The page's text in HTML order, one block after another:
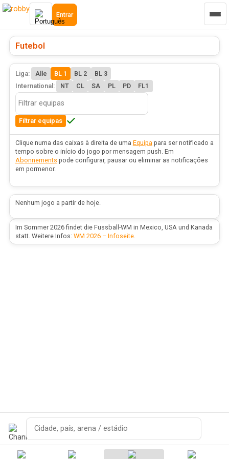
Entrar
Futebol
Liga: Alle BL 1 BL 2
BL 3
International:
NT CL SA PL PD FL1
Filtrar equipas
Clique numa das caixas à direita de uma Equipapara ser notificado a
tempo sobre o início do jogo por mensagem push. Em
Abonnements pode configurar, pausar ou eliminar as notificações
em pormenor.
Nenhum jogo a partir de hoje.
Im Sommer 2026 findet die Fussball-WM in Mexico, USA und Kanada
statt. Weitere Infos: WM 2026 – Infoseite.
Pesquisar